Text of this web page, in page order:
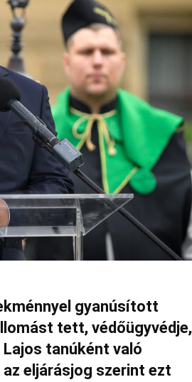
gyanúsított
tett, védőügyvédje,
tanúként való
eljárásjog szerint ezt